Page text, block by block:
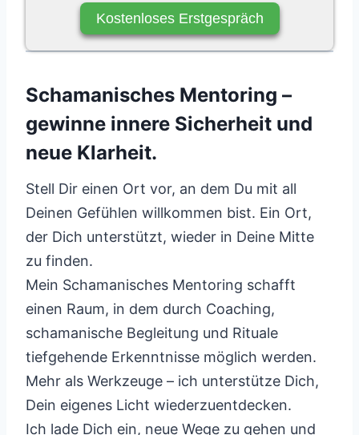
Kostenloses Erstgespräch
Schamanisches Mentoring –
gewinne innere Sicherheit und
neue Klarheit.
Stell Dir einen Ort vor, an dem Du mit all
Deinen Gefühlen willkommen bist. Ein Ort,
der Dich unterstützt, wieder in Deine Mitte
zu finden.
Mein Schamanisches Mentoring schafft
einen Raum, in dem durch Coaching,
schamanische Begleitung und Rituale
tiefgehende Erkenntnisse möglich werden.
Mehr als Werkzeuge – ich unterstütze Dich,
Dein eigenes Licht wiederzuentdecken.
Ich lade Dich ein, neue Wege zu gehen und